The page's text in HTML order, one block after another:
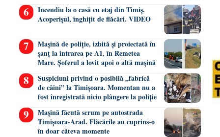
Incendiu la o casă cu etaj din Timiș.
Acoperișul, înghițit de flăcări. VIDEO
Mașină de poliție, izbită și proiectată în
șanț la intrarea pe A1, în Remetea
Mare. Șoferul a lovit apoi o altă mașină
Suspiciuni privind o posibilă „fabrică
de câini” la Timișoara. Momentan nu a
fost înregistrată nicio plângere la poliție
Mașină făcută scrum pe autostrada
Timișoara-Arad. Flăcările au cuprins-o
în doar câteva momente